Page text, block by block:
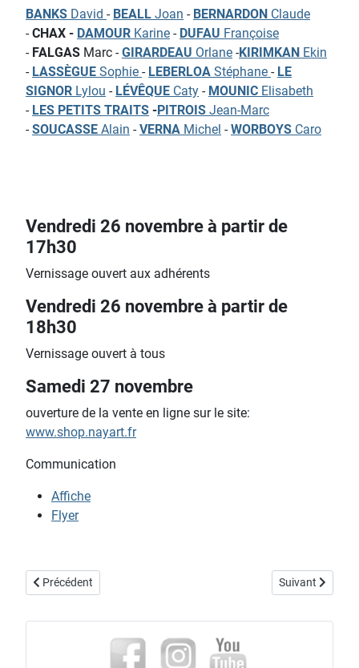
BANKS David - BEALL Joan - BERNARDON Claude
-CHAX - DAMOUR Karine - DUFAU Françoise
- FALGAS Marc -GIRARDEAU Orlane -KIRIMKAN Ekin
- LASSÈGUE Sophie - LEBERLOA Stéphane - LE
SIGNOR Lylou - LÉVÊQUE Caty - MOUNIC Elisabeth
- LES PETITS TRAITS -PITROIS Jean-Marc
-SOUCASSE Alain -VERNA Michel -WORBOYS Caro
Vendredi 26 novembre à partir de
17h30
Vernissage ouvert aux adhérents
Vendredi 26 novembre à partir de
18h30
Vernissage ouvert à tous
Samedi 27 novembre
ouverture de la vente en ligne sur le site:
www.shop.nayart.fr
Communication
Affiche
Flyer
Article précédent : exposition "Construction, élaboration, le
Précédent Article suivant :
Suivant